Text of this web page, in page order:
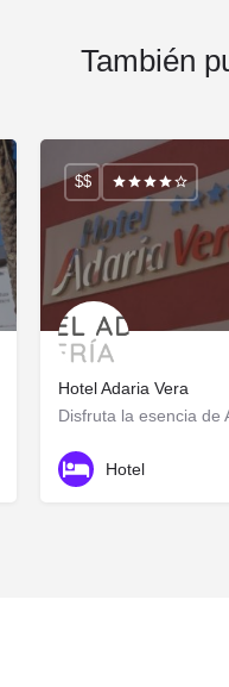
También
Hotel Adaria Vera
Disfruta la esencia de
+34950617078
$$
Hotel